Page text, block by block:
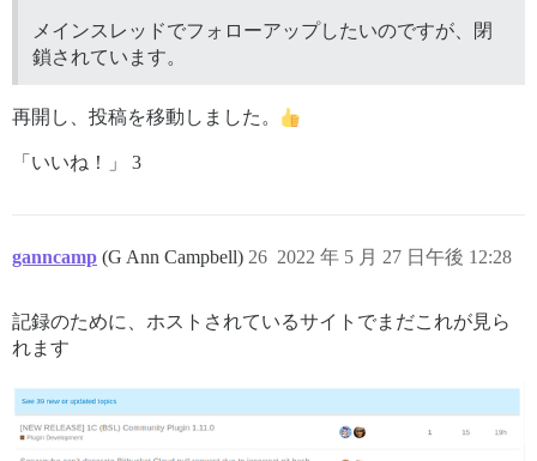
メインスレッドでフォローアップしたいのですが、閉
鎖されています。
再開し、投稿を移動しました。
「いいね！」 3
ganncamp (G Ann Campbell) 2022 年 5 月 27 日午後 12:28
26
記録のために、ホストされているサイトでまだこれが見ら
れます